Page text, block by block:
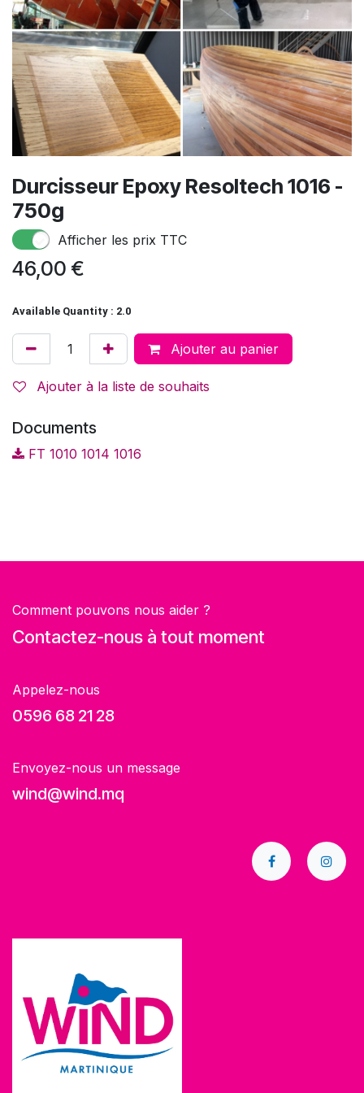
Durcisseur Epoxy Resoltech 1016 -
750g
Afficher les prix TTC
46,00 €
Available Quantity : 2.0
Ajouter au panier
Ajouter à la liste de souhaits
Documents
FT 1010 1014 1016
Comment pouvons nous aider ?
Contactez-nous à tout moment
Appelez-nous
0596 68 21 28
Envoyez-nous un message
wind@wind.mq